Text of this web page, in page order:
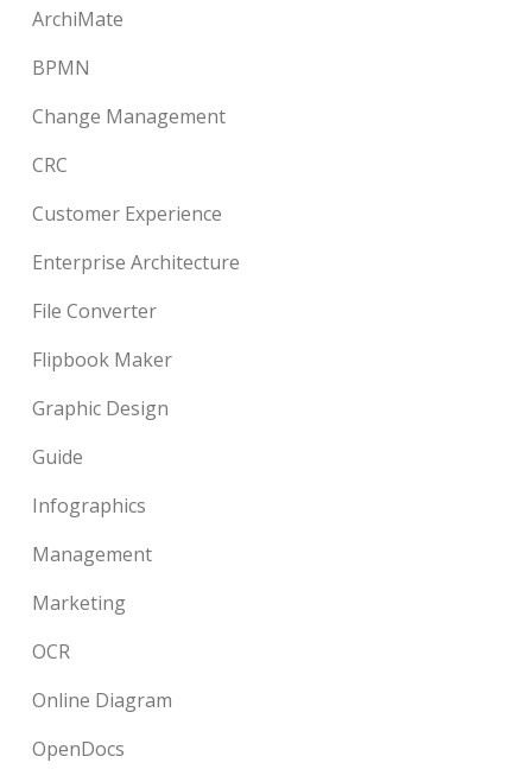
ArchiMate
BPMN
Change Management
CRC
Customer Experience
Enterprise Architecture
File Converter
Flipbook Maker
Graphic Design
Guide
Infographics
Management
Marketing
OCR
Online Diagram
OpenDocs